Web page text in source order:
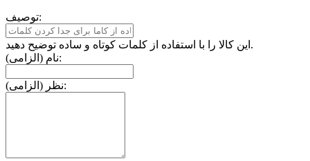
توصیف:
این کالا را با استفاده از کلمات کوتاه و ساده توضیح دهید.
نام (الزامی):
نظر (الزامی):